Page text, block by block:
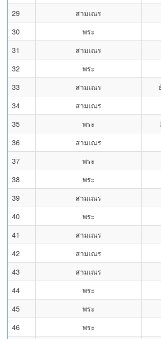
29
สามเณร
30
พระ
31
สามเณร
32
พระ
33
สามเณร
34
สามเณร
35
พระ
36
สามเณร
37
พระ
38
พระ
39
สามเณร
40
พระ
41
สามเณร
42
สามเณร
43
สามเณร
44
พระ
45
พระ
46
พระ